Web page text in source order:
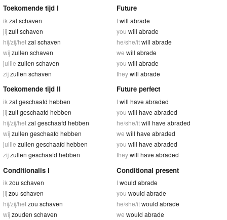
Toekomende tijd I
ik zal schaven
jijzult schaven
hij/zij/hetzal schaven
wijzullen schaven
jullie zullen schaven
zijzullen schaven
Future
Iwill abrade
you will abrade
he/she/itwill abrade
we will abrade
you will abrade
theywill abrade
Toekomende tijd II
ik zal geschaafd hebben
jijzult geschaafd hebben
hij/zij/hetzal geschaafd hebben
wijzullen geschaafd hebben
jullie zullen geschaafd hebben
zijzullen geschaafd hebben
Future perfect
Iwill have abraded
you will have abraded
he/she/itwill have abraded
we will have abraded
you will have abraded
theywill have abraded
Conditionalis I
ik zou schaven
jijzou schaven
hij/zij/hetzou schaven
wijzouden schaven
Conditional present
Iwould abrade
you would abrade
he/she/itwould abrade
we would abrade